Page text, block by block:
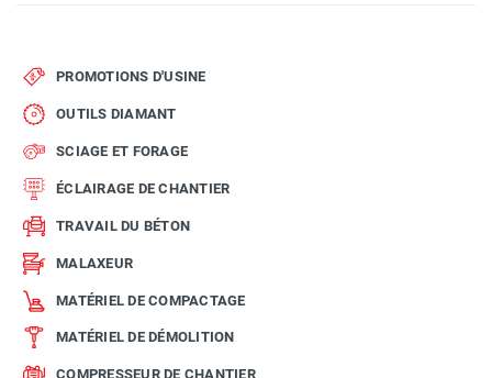
PROMOTIONS D'USINE
OUTILS DIAMANT
SCIAGE ET FORAGE
ÉCLAIRAGE DE CHANTIER
TRAVAIL DU BÉTON
MALAXEUR
MATÉRIEL DE COMPACTAGE
MATÉRIEL DE DÉMOLITION
COMPRESSEUR DE CHANTIER